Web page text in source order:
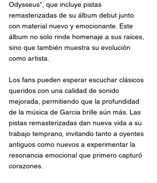
Odysseus”, que incluye pistas
remasterizadas de su álbum debut junto
con material nuevo y emocionante. Este
álbum no solo rinde homenaje a sus raíces,
sino que también muestra su evolución
como artista.
Los fans pueden esperar escuchar clásicos
queridos con una calidad de sonido
mejorada, permitiendo que la profundidad
de la música de Garcia brille aún más. Las
pistas remasterizadas dan nueva vida a su
trabajo temprano, invitando tanto a oyentes
antiguos como nuevos a experimentar la
resonancia emocional que primero capturó
corazones.